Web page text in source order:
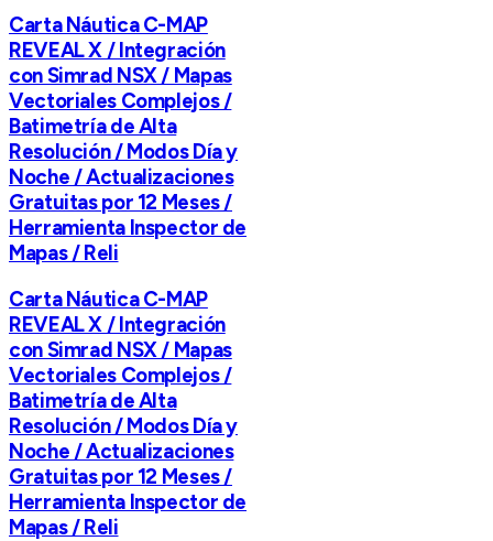
Carta Náutica C-MAP
REVEAL X / Integración
con Simrad NSX / Mapas
Vectoriales Complejos /
Batimetría de Alta
Resolución / Modos Día y
Noche / Actualizaciones
Gratuitas por 12 Meses /
Herramienta Inspector de
Mapas / Reli
Carta Náutica C-MAP
REVEAL X / Integración
con Simrad NSX / Mapas
Vectoriales Complejos /
Batimetría de Alta
Resolución / Modos Día y
Noche / Actualizaciones
Gratuitas por 12 Meses /
Herramienta Inspector de
Mapas / Reli